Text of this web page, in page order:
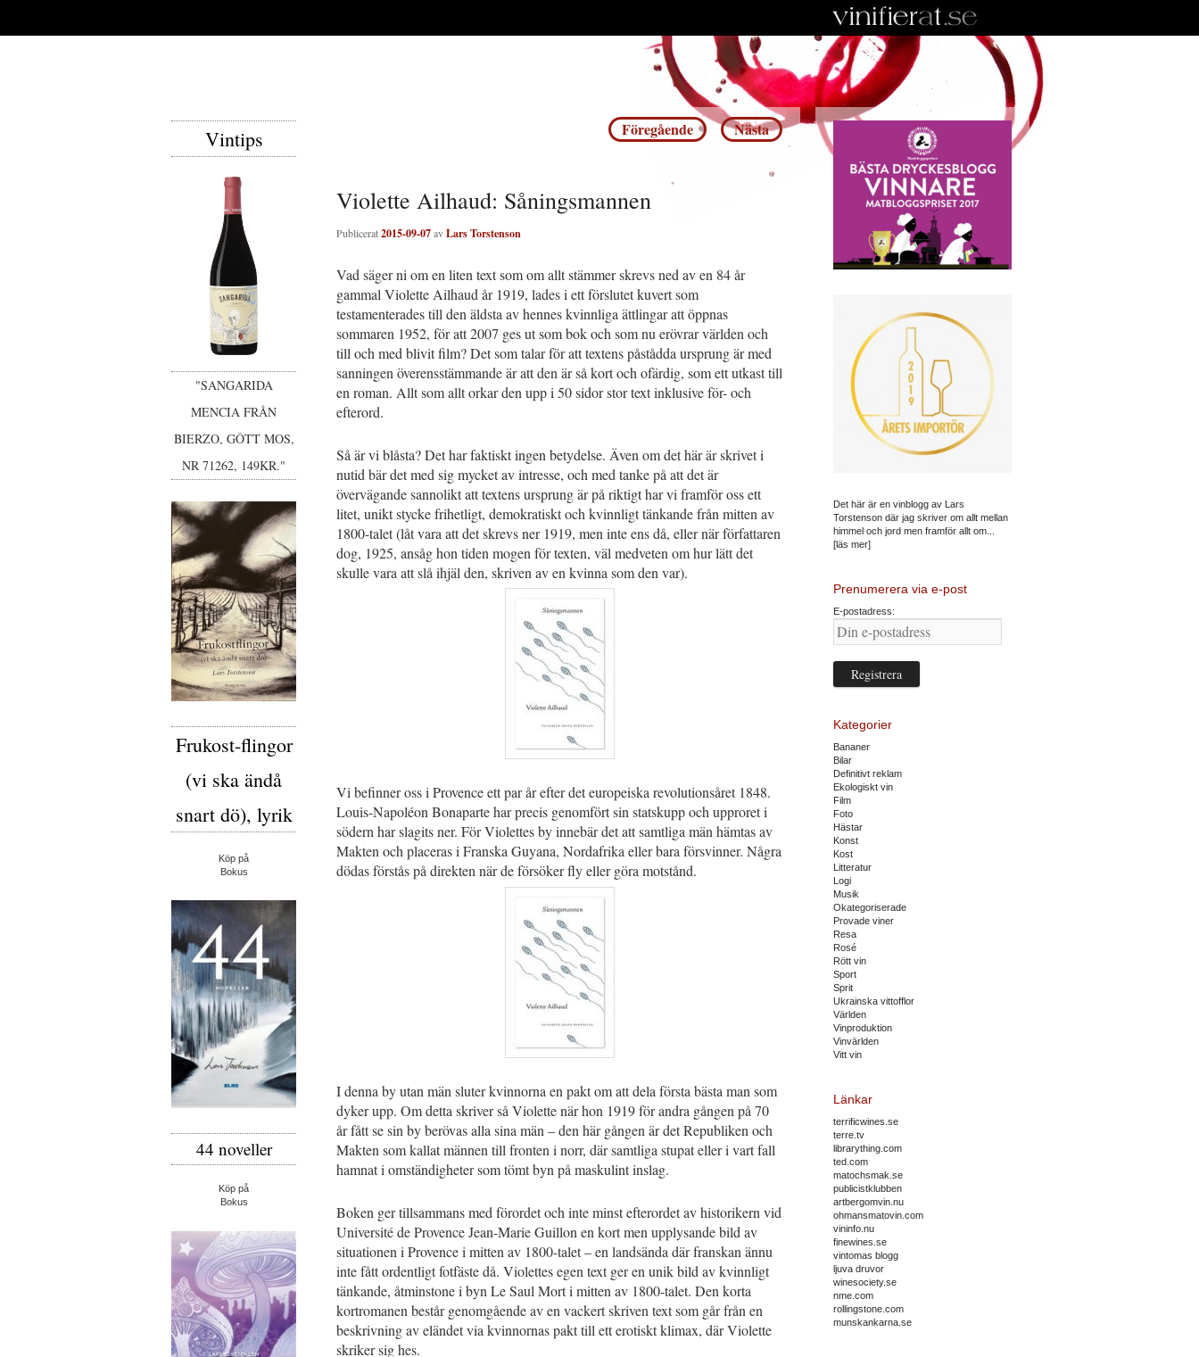
Inläggsnavigering
Föregående Nästa
Violette Ailhaud: Såningsmannen
Publicerat2015-09-07avLars Torstenson
Vad säger ni om en liten text som om allt stämmer skrevs ned av en 84 år
gammal Violette Ailhaud år 1919, lades i ett förslutet kuvert som
testamenterades till den äldsta av hennes kvinnliga ättlingar att öppnas
sommaren 1952, för att 2007 ges ut som bok och som nu erövrar världen och
till och med blivit film? Det som talar för att textens påstådda ursprung är med
sanningen överensstämmande är att den är så kort och ofärdig, som ett utkast till
en roman. Allt som allt orkar den upp i 50 sidor stor text inklusive för- och
efterord.
Så är vi blåsta? Det har faktiskt ingen betydelse. Även om det här är skrivet i
nutid bär det med sig mycket av intresse, och med tanke på att det är
övervägande sannolikt att textens ursprung är på riktigt har vi framför oss ett
litet, unikt stycke frihetligt, demokratiskt och kvinnligt tänkande från mitten av
1800-talet (låt vara att det skrevs ner 1919, men inte ens då, eller när författaren
dog, 1925, ansåg hon tiden mogen för texten, väl medveten om hur lätt det
skulle vara att slå ihjäl den, skriven av en kvinna som den var).
Vi befinner oss i Provence ett par år efter det europeiska revolutionsåret 1848.
Louis-Napoléon Bonaparte har precis genomfört sin statskupp och upproret i
södern har slagits ner. För Violettes by innebär det att samtliga män hämtas av
Makten och placeras i Franska Guyana, Nordafrika eller bara försvinner. Några
dödas förstås på direkten när de försöker fly eller göra motstånd.
I denna by utan män sluter kvinnorna en pakt om att dela första bästa man som
dyker upp. Om detta skriver så Violette när hon 1919 för andra gången på 70
år fått se sin by berövas alla sina män – den här gången är det Republiken och
Makten som kallat männen till fronten i norr, där samtliga stupat eller i vart fall
hamnat i omständigheter som tömt byn på maskulint inslag.
Boken ger tillsammans med förordet och inte minst efterordet av historikern vid
Université de Provence Jean-Marie Guillon en kort men upplysande bild av
situationen i Provence i mitten av 1800-talet – en landsända där franskan ännu
inte fått ordentligt fotfäste då. Violettes egen text ger en unik bild av kvinnligt
tänkande, åtminstone i byn Le Saul Mort i mitten av 1800-talet. Den korta
kortromanen består genomgående av en vackert skriven text som går från en
beskrivning av eländet via kvinnornas pakt till ett erotiskt klimax, där Violette
skriker sig hes.
Det här är en vinblogg av Lars
Torstenson där jag skriver om allt mellan
himmel och jord men framför allt om...
[läs mer]
Prenumerera via e-post
E-postadress:
Kategorier
Bananer
Bilar
Definitivt reklam
Ekologiskt vin
Film
Foto
Hästar
Konst
Kost
Litteratur
Logi
Musik
Okategoriserade
Provade viner
Resa
Rosé
Rött vin
Sport
Sprit
Ukrainska vittofflor
Världen
Vinproduktion
Vinvärlden
Vitt vin
Länkar
terrificwines.se
terre.tv
librarything.com
ted.com
matochsmak.se
publicistklubben
artbergomvin.nu
ohmansmatovin.com
vininfo.nu
finewines.se
vintomas blogg
ljuva druvor
winesociety.se
nme.com
rollingstone.com
munskankarna.se
Vintips
"SANGARIDA
MENCIA FRÅN
BIERZO, GÔTT MOS,
NR 71262, 149KR."
Frukost-flingor
(vi ska ändå
snart dö), lyrik
Köp på
Bokus
44 noveller
Köp på
Bokus